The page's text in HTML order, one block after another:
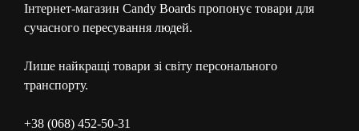
Інтернет-магазин Candy Boards пропонує товари для
сучасного пересування людей.
Лише найкращі товари зі світу персонального
транспорту.
+38 (068) 452-50-31